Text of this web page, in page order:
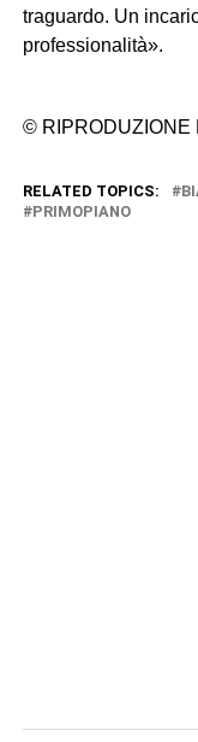
traguardo. Un
professionalità».
© RIPRODUZIONE
RELATED TOPICS:
PRIMOPIANO